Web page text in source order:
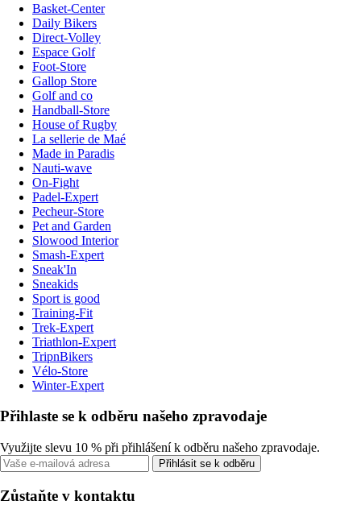
Basket-Center
Daily Bikers
Direct-Volley
Espace Golf
Foot-Store
Gallop Store
Golf and co
Handball-Store
House of Rugby
La sellerie de Maé
Made in Paradis
Nauti-wave
On-Fight
Padel-Expert
Pecheur-Store
Pet and Garden
Slowood Interior
Smash-Expert
Sneak'In
Sneakids
Sport is good
Training-Fit
Trek-Expert
Triathlon-Expert
TripnBikers
Vélo-Store
Winter-Expert
Přihlaste se k odběru našeho zpravodaje
Využijte slevu 10 % při přihlášení k odběru našeho zpravodaje.
Přihlásit se k odběru
Zůstaňte v kontaktu